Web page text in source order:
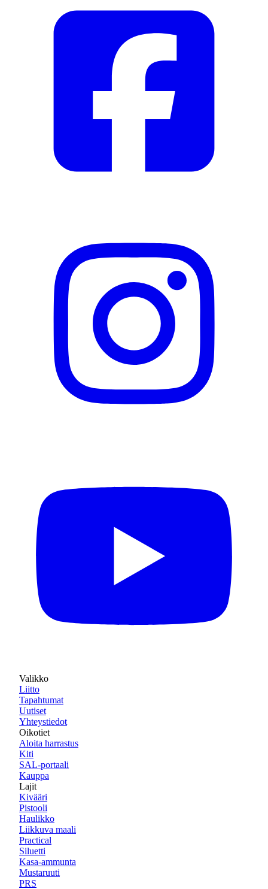
Valikko
Liitto
Tapahtumat
Uutiset
Yhteystiedot
Oikotiet
Aloita harrastus
Kiti
SAL-portaali
Kauppa
Lajit
Kivääri
Pistooli
Haulikko
Liikkuva maali
Practical
Siluetti
Kasa-ammunta
Mustaruuti
PRS